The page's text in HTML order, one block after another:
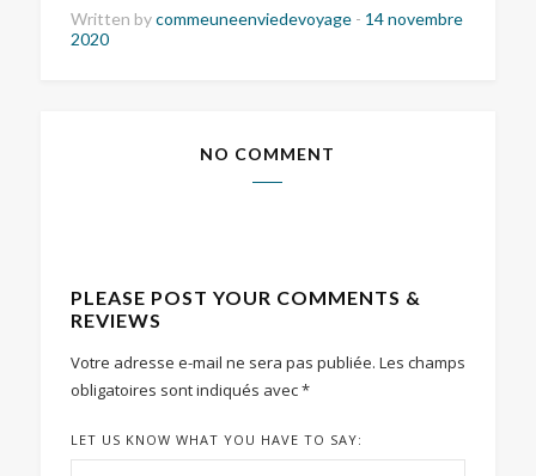
Written bycommeuneenviedevoyage - 14 novembre
2020
NO COMMENT
PLEASE POST YOUR COMMENTS &
REVIEWS
Votre adresse e-mail ne sera pas publiée. Les champs
obligatoires sont indiqués avec*
LET US KNOW WHAT YOU HAVE TO SAY: